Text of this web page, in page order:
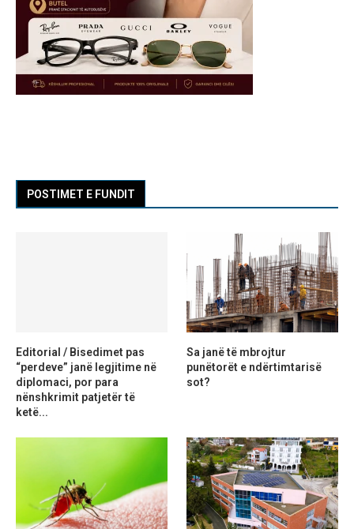
POSTIMET E FUNDIT
Editorial / Bisedimet pas
“perdeve” janë legjitime në
diplomaci, por para
nënshkrimit patjetër të
ketë...
Sa janë të mbrojtur
punëtorët e ndërtimtarisë
sot?